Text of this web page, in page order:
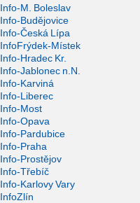
Info-M. Boleslav
Info-Budějovice
Info-Česká Lípa
InfoFrýdek-Místek
Info-Hradec Kr.
Info-Jablonec n.N.
Info-Karviná
Info-Liberec
Info-Most
Info-Opava
Info-Pardubice
Info-Praha
Info-Prostějov
Info-Třebíč
Info-Karlovy Vary
InfoZlín